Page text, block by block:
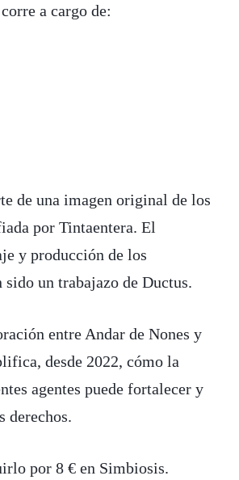
a cargo de:
de una imagen original de los
por Tintaentera. El
y producción de los
sido un trabajazo de Ductus.
entre Andar de Nones y
desde 2022, cómo la
agentes puede fortalecer y
derechos.
por 8 € en Simbiosis.